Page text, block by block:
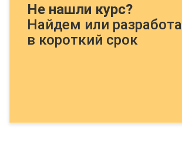
Не нашли курс?
Найдем или
в короткий срок